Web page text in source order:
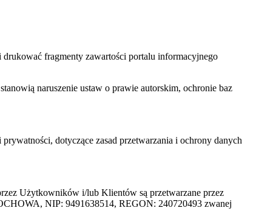
fragmenty zawartości portalu informacyjnego
naruszenie ustaw o prawie autorskim, ochronie baz
dotyczące zasad przetwarzania i ochrony danych
Użytkowników i/lub Klientów są przetwarzane przez
NIP: 9491638514, REGON: 240720493 zwanej